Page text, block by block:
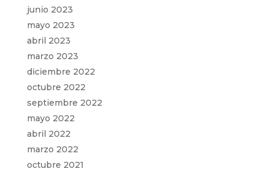
junio 2023
mayo 2023
abril 2023
marzo 2023
diciembre 2022
octubre 2022
septiembre 2022
mayo 2022
abril 2022
marzo 2022
octubre 2021